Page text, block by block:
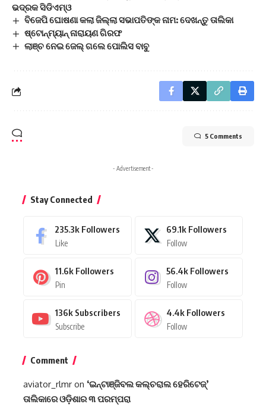
ଭଦ୍ରକ ସିଡିଏମ୍‌ଓ
ବିଜେପି ଘୋଷଣା କଲା ଜିଲ୍ଲା ସଭାପତିଙ୍କ ନାମ: ଦେଖନ୍ତୁ ତାଲିକା
ଷ୍ଟୋନ୍‌ମ୍ୟାନ୍‌ ନାରାୟଣ ଗିରଫ
ଲାଞ୍ଚ ନେଇ ଜେଲ୍ ଗଲେ ପୋଲିସ ବାବୁ
5 Comments
- Advertisement -
Stay Connected
235.3k Followers
Like
69.1k Followers
Follow
11.6k Followers
Pin
56.4k Followers
Follow
136k Subscribers
Subscribe
4.4k Followers
Follow
Comment
aviator_rlmr on ‘ଇନ୍‌ଟାଞ୍ଜିବଲ କଲ୍‌ଚରାଲ ହେରିଟେଜ୍‌’
ତାଲିକାରେ ଓଡ଼ିଶାର ୩ ପରମ୍ପରା